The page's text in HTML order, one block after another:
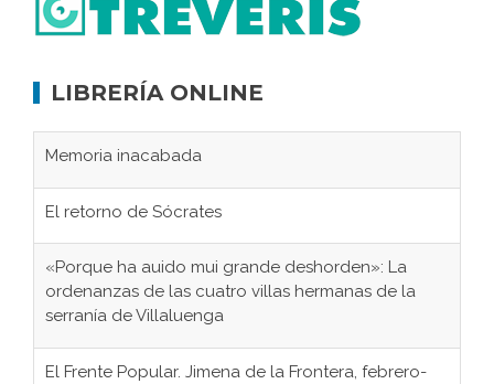
LIBRERÍA ONLINE
Memoria inacabada
El retorno de Sócrates
«Porque ha auido mui grande deshorden»: La
ordenanzas de las cuatro villas hermanas de la
serranía de Villaluenga
El Frente Popular. Jimena de la Frontera, febrero-